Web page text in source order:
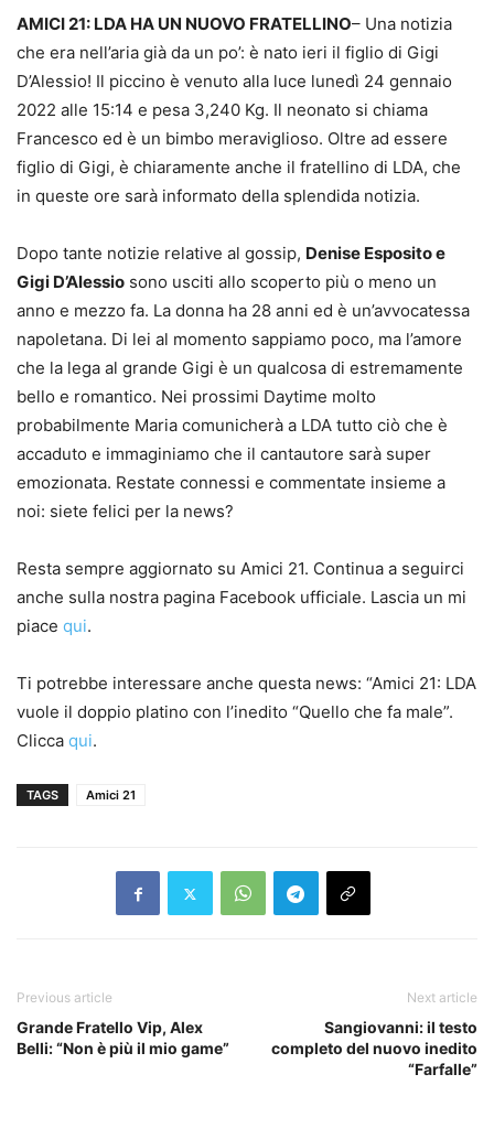
AMICI 21: LDA HA UN NUOVO FRATELLINO– Una notizia
che era nell’aria già da un po’: è nato ieri il figlio di Gigi
D’Alessio! Il piccino è venuto alla luce lunedì 24 gennaio
2022 alle 15:14 e pesa 3,240 Kg. Il neonato si chiama
Francesco ed è un bimbo meraviglioso. Oltre ad essere
figlio di Gigi, è chiaramente anche il fratellino di LDA, che
in queste ore sarà informato della splendida notizia.
Dopo tante notizie relative al gossip, Denise Esposito e
Gigi D’Alessio sono usciti allo scoperto più o meno un
anno e mezzo fa. La donna ha 28 anni ed è un’avvocatessa
napoletana. Di lei al momento sappiamo poco, ma l’amore
che la lega al grande Gigi è un qualcosa di estremamente
bello e romantico. Nei prossimi Daytime molto
probabilmente Maria comunicherà a LDA tutto ciò che è
accaduto e immaginiamo che il cantautore sarà super
emozionata. Restate connessi e commentate insieme a
noi: siete felici per la news?
Resta sempre aggiornato su Amici 21. Continua a seguirci
anche sulla nostra pagina Facebook ufficiale. Lascia un mi
piace qui.
Ti potrebbe interessare anche questa news: “Amici 21: LDA
vuole il doppio platino con l’inedito “Quello che fa male”.
Clicca qui.
TAGS Amici 21
Previous article
Grande Fratello Vip, Alex
Belli: “Non è più il mio game”
Next article
Sangiovanni: il testo
completo del nuovo inedito
“Farfalle”